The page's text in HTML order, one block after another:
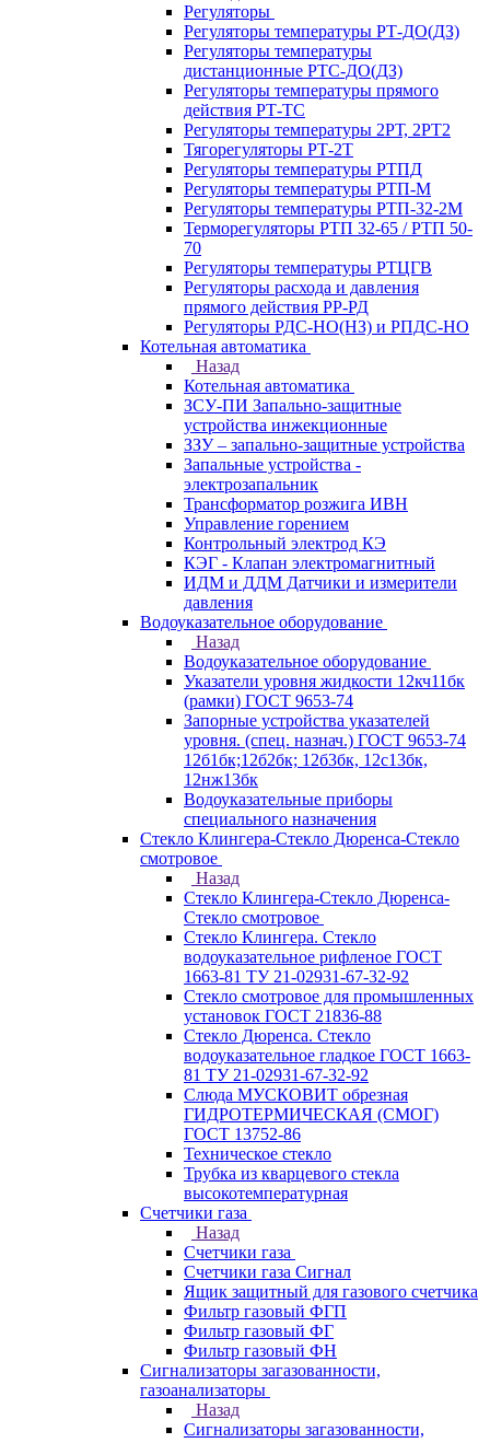
Регуляторы
Регуляторы температуры РТ-ДО(ДЗ)
Регуляторы температуры
дистанционные РТС-ДО(ДЗ)
Регуляторы температуры прямого
действия РТ-ТС
Регуляторы температуры 2РТ, 2РT2
Тягорегуляторы РТ-2Т
Регуляторы температуры РТПД
Регуляторы температуры РТП-M
Регуляторы температуры РТП-32-2М
Терморегуляторы РТП 32-65 / РТП 50-
70
Регуляторы температуры РТЦГВ
Регуляторы расхода и давления
прямого действия РР-РД
Регуляторы РДС-НО(НЗ) и РПДС-НО
Котельная автоматика
Назад
Котельная автоматика
ЗСУ-ПИ Запально-защитные
устройства инжекционные
ЗЗУ – запально-защитные устройства
Запальные устройства -
электрозапальник
Трансформатор розжига ИВН
Управление горением
Контрольный электрод КЭ
КЭГ - Клапан электромагнитный
ИДМ и ДДМ Датчики и измерители
давления
Водоуказательное оборудование
Назад
Водоуказательное оборудование
Указатели уровня жидкости 12кч11бк
(рамки) ГОСТ 9653-74
Запорные устройства указателей
уровня. (спец. назнач.) ГОСТ 9653-74
12б1бк;12б2бк; 12б3бк, 12с13бк,
12нж13бк
Водоуказательные приборы
специального назначения
Стекло Клингера-Стекло Дюренса-Стекло
смотровое
Назад
Стекло Клингера-Стекло Дюренса-
Стекло смотровое
Стекло Клингера. Стекло
водоуказательное рифленое ГОСТ
1663-81 ТУ 21-02931-67-32-92
Стекло смотровое для промышленных
установок ГОСТ 21836-88
Стекло Дюренса. Стекло
водоуказательное гладкое ГОСТ 1663-
81 ТУ 21-02931-67-32-92
Слюда МУСКОВИТ обрезная
ГИДРОТЕРМИЧЕСКАЯ (СМОГ)
ГОСТ 13752-86
Техническое стекло
Трубка из кварцевого стекла
высокотемпературная
Счетчики газа
Назад
Счетчики газа
Счетчики газа Сигнал
Ящик защитный для газового счетчика
Фильтр газовый ФГП
Фильтр газовый ФГ
Фильтр газовый ФН
Сигнализаторы загазованности,
газоанализаторы
Назад
Сигнализаторы загазованности,